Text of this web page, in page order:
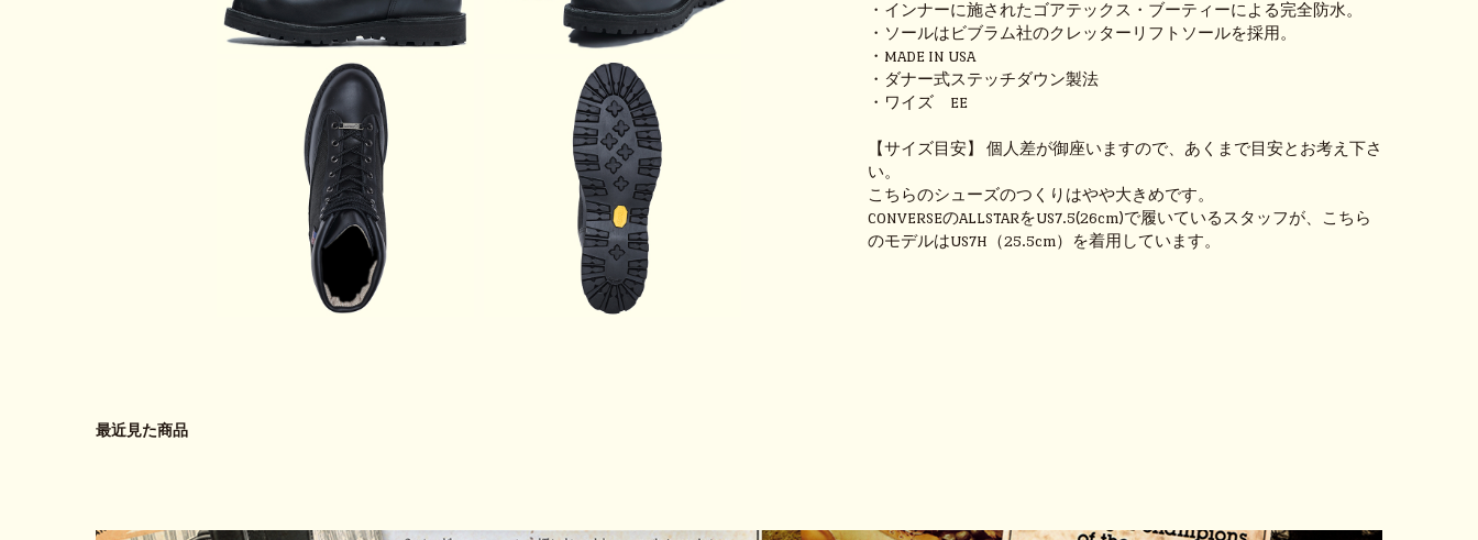
・インナーに施されたゴアテックス・ブーティーによる完全防水。
・ソールはビブラム社のクレッターリフトソールを採用。
・MADE IN USA
・ダナー式ステッチダウン製法
・ワイズ EE
【サイズ目安】 個人差が御座いますので、あくまで目安とお考え下さ
い。
こちらのシューズのつくりはやや大きめです。
CONVERSEのALLSTARをUS7.5(26cm)で履いているスタッフが、こちら
のモデルはUS7H（25.5cm）を着用しています。
最近見た商品